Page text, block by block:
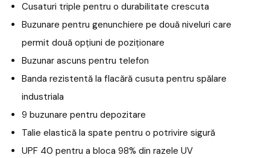
Cusaturi triple pentru o durabilitate crescuta
Buzunare pentru genunchiere pe două niveluri care
permit două opțiuni de poziționare
Buzunar ascuns pentru telefon
Banda rezistentă la flacără cusuta pentru spălare
industriala
9 buzunare pentru depozitare
Talie elastică la spate pentru o potrivire sigură
UPF 40 pentru a bloca 98% din razele UV